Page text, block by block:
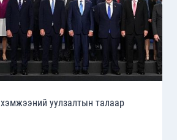
уулзалтын талаар